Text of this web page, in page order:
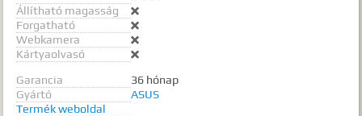
Állítható magasság

Forgatható 
Webkamera 
Kártyaolvasó 
Garancia
36 hónap
Gyártó
ASUS
Termék weboldal